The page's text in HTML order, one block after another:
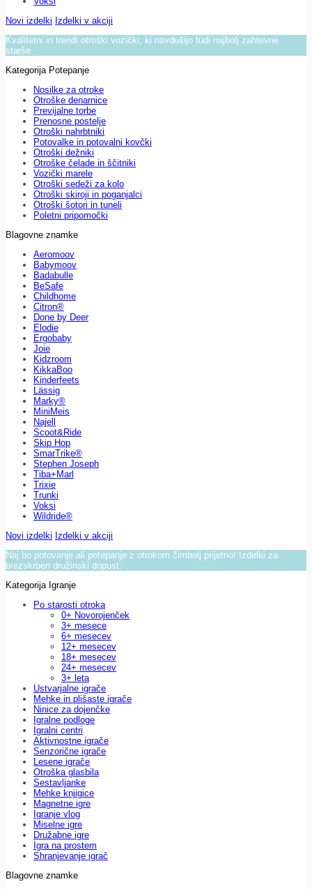
Novi izdelki Izdelki v akciji
Kvalitetni in trendi otroški vozički, ki navdušijo tudi najbolj zahtevne
starše.
Kategorija Potepanje
Nosilke za otroke
Otroške denarnice
Previjalne torbe
Prenosne postelje
Otroški nahrbtniki
Potovalke in potovalni kovčki
Otroški dežniki
Otroške čelade in ščitniki
Vozički marele
Otroški sedeži za kolo
Otroški skiroji in poganjalci
Otroški šotori in tuneli
Poletni pripomočki
Blagovne znamke
Aeromoov
Babymoov
Badabulle
BeSafe
Childhome
Citron®
Done by Deer
Elodie
Ergobaby
Joie
Kidzroom
KikkaBoo
Kinderfeets
Lässig
Marky®
MiniMeis
Najell
Scoot&Ride
Skip Hop
SmarTrike®
Stephen Joseph
Tiba+Marl
Trixie
Trunki
Voksi
Wildride®
Novi izdelki Izdelki v akciji
Naj bo potovanje ali potepanje z otrokom čimbolj prijetno! Izdelki za
brezskrben družinski dopust.
Kategorija Igranje
Po starosti otroka
0+ Novorojenček
3+ mesece
6+ mesecev
12+ mesecev
18+ mesecev
24+ mesecev
3+ leta
Ustvarjalne igrače
Mehke in plišaste igrače
Ninice za dojenčke
Igralne podloge
Igralni centri
Aktivnostne igrače
Senzorične igrače
Lesene igrače
Otroška glasbila
Sestavljanke
Mehke knjigice
Magnetne igre
Igranje vlog
Miselne igre
Družabne igre
Igra na prostem
Shranjevanje igrač
Blagovne znamke